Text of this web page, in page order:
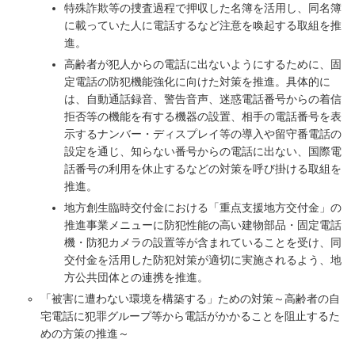
特殊詐欺等の捜査過程で押収した名簿を活用し、同名簿
に載っていた人に電話するなど注意を喚起する取組を推
進。
高齢者が犯人からの電話に出ないようにするために、固
定電話の防犯機能強化に向けた対策を推進。具体的に
は、自動通話録音、警告音声、迷惑電話番号からの着信
拒否等の機能を有する機器の設置、相手の電話番号を表
示するナンバー・ディスプレイ等の導入や留守番電話の
設定を通じ、知らない番号からの電話に出ない、国際電
話番号の利用を休止するなどの対策を呼び掛ける取組を
推進。
地方創生臨時交付金における「重点支援地方交付金」の
推進事業メニューに防犯性能の高い建物部品・固定電話
機・防犯カメラの設置等が含まれていることを受け、同
交付金を活用した防犯対策が適切に実施されるよう、地
方公共団体との連携を推進。
「被害に遭わない環境を構築する」ための対策～高齢者の自
宅電話に犯罪グループ等から電話がかかることを阻止するた
めの方策の推進～